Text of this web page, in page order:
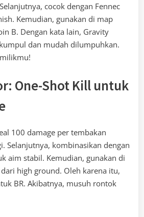
cocok dengan Fennec
Kemudian, gunakan di map
B. Dengan kata lain, Gravity
dan mudah dilumpuhkan.
One-Shot Kill untuk
100 damage per tembakan
Selanjutnya, kombinasikan dengan
aim stabil. Kemudian, gunakan di
high ground. Oleh karena itu,
BR. Akibatnya, musuh rontok